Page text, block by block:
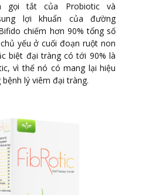
gọi tắt của Probiotic và
lợi khuẩn của đường
chiếm hơn 90% tổng số
yếu ở cuối đoạn ruột non
biệt đại tràng có tới 90% là
vì thế nó có mang lại hiệu
lý viêm đại tràng.